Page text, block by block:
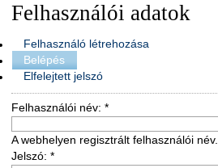
Felhasználói adatok
Felhasználó létrehozása
Belépés
Elfelejtett jelszó
Felhasználói név: *
A webhelyen regisztrált felhasználói név.
Jelszó: *